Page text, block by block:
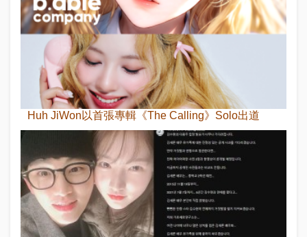
Huh JiWon以首張專輯《The Calling》Solo出道